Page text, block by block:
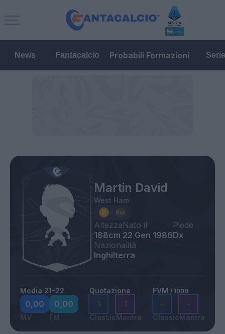
News Fantacalcio Probabili Formazioni
Martin David
West Ham
Altezza
188cm
Nato il
22 Gen 1986
Piede
Dx
Nazionalità
Inghilterra
Media 21-22
0,00
MV
0,00
FM
Quotazione
1
Classic
1
Mantra
FVM / 1000
-
Classic
-
Mantra